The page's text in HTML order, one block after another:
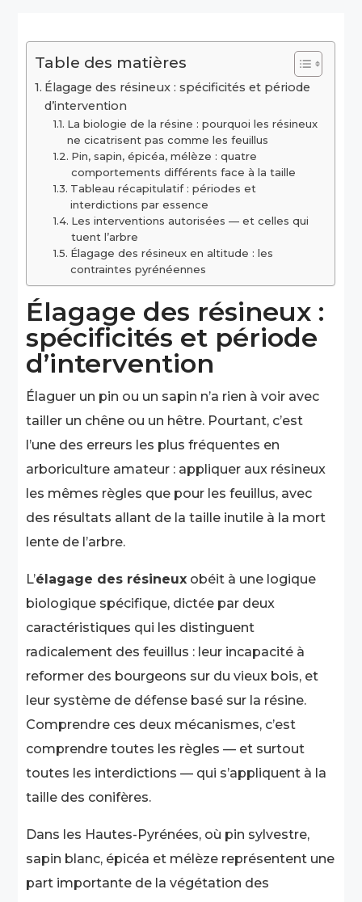
Table des matières
Élagage des résineux : spécificités et période
d’intervention
La biologie de la résine : pourquoi les résineux
ne cicatrisent pas comme les feuillus
Pin, sapin, épicéa, mélèze : quatre
comportements différents face à la taille
Tableau récapitulatif : périodes et
interdictions par essence
Les interventions autorisées — et celles qui
tuent l’arbre
Élagage des résineux en altitude : les
contraintes pyrénéennes
Élagage des résineux :
spécificités et période
d’intervention
Élaguer un pin ou un sapin n’a rien à voir avec
tailler un chêne ou un hêtre. Pourtant, c’est
l’une des erreurs les plus fréquentes en
arboriculture amateur : appliquer aux résineux
les mêmes règles que pour les feuillus, avec
des résultats allant de la taille inutile à la mort
lente de l’arbre.
L’élagage des résineux obéit à une logique
biologique spécifique, dictée par deux
caractéristiques qui les distinguent
radicalement des feuillus : leur incapacité à
reformer des bourgeons sur du vieux bois, et
leur système de défense basé sur la résine.
Comprendre ces deux mécanismes, c’est
comprendre toutes les règles — et surtout
toutes les interdictions — qui s’appliquent à la
taille des conifères.
Dans les Hautes-Pyrénées, où pin sylvestre,
sapin blanc, épicéa et mélèze représentent une
part importante de la végétation des